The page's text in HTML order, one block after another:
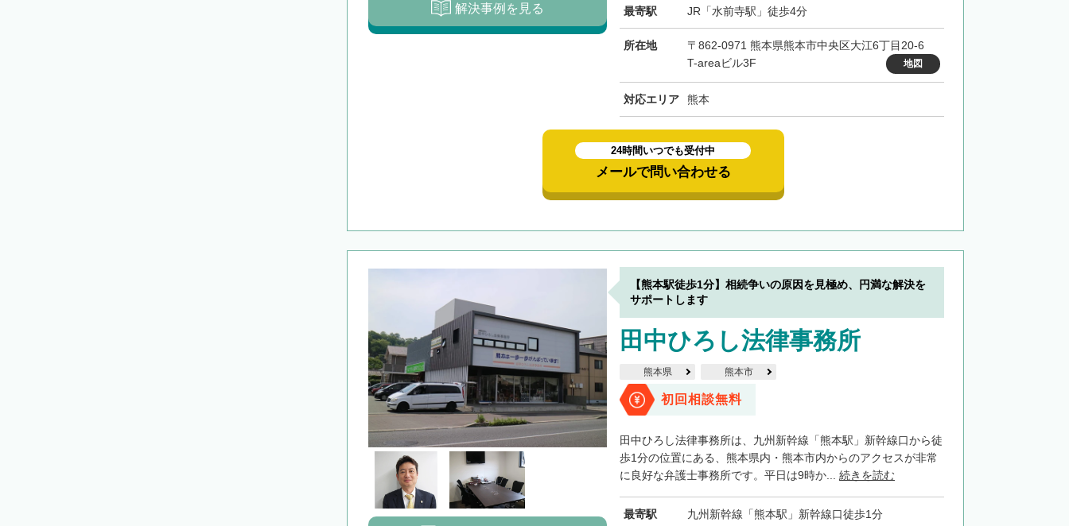
最寄駅 JR「水前寺駅」徒歩4分
所在地
〒862-0971 熊本県熊本市中央区大江6丁目20‐6
T-areaビル3F
地図
対応エリア 熊本
解決事例を見る
24時間いつでも受付中
メールで問い合わせる
【熊本駅徒歩1分】相続争いの原因を見極め、円満な解決を
サポートします
田中ひろし法律事務所
熊本県 熊本市
初回相談無料
田中ひろし法律事務所は、九州新幹線「熊本駅」新幹線口から徒
歩1分の位置にある、熊本県内・熊本市内からのアクセスが非常
に良好な弁護士事務所です。平日は9時か... 続きを読む
最寄駅 九州新幹線「熊本駅」新幹線口徒歩1分